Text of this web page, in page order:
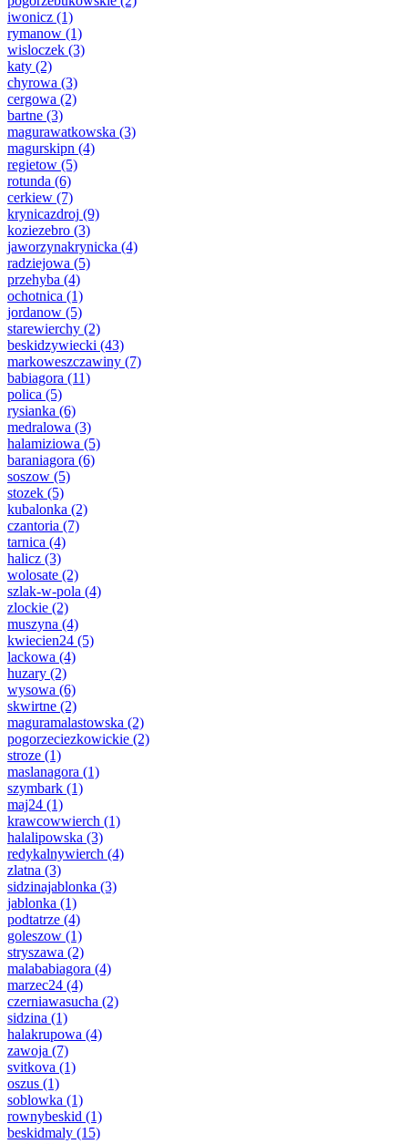
iwonicz (1)
rymanow (1)
wisloczek (3)
katy (2)
chyrowa (3)
cergowa (2)
bartne (3)
magurawatkowska (3)
magurskipn (4)
regietow (5)
rotunda (6)
cerkiew (7)
krynicazdroj (9)
koziezebro (3)
jaworzynakrynicka (4)
radziejowa (5)
przehyba (4)
ochotnica (1)
jordanow (5)
starewierchy (2)
beskidzywiecki (43)
markoweszczawiny (7)
babiagora (11)
polica (5)
rysianka (6)
medralowa (3)
halamiziowa (5)
baraniagora (6)
soszow (5)
stozek (5)
kubalonka (2)
czantoria (7)
tarnica (4)
halicz (3)
wolosate (2)
szlak-w-pola (4)
zlockie (2)
muszyna (4)
kwiecien24 (5)
lackowa (4)
huzary (2)
wysowa (6)
skwirtne (2)
maguramalastowska (2)
pogorzeciezkowickie (2)
stroze (1)
maslanagora (1)
szymbark (1)
maj24 (1)
krawcowwierch (1)
halalipowska (3)
redykalnywierch (4)
zlatna (3)
sidzinajablonka (3)
jablonka (1)
podtatrze (4)
goleszow (1)
stryszawa (2)
malababiagora (4)
marzec24 (4)
czerniawasucha (2)
sidzina (1)
halakrupowa (4)
zawoja (7)
svitkova (1)
oszus (1)
soblowka (1)
rownybeskid (1)
beskidmaly (15)